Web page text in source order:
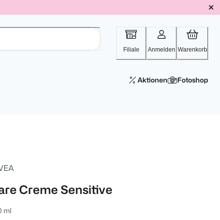
Filiale Anmelden Warenkorb
Aktionen Fotoshop
Creme Sensitive
ml